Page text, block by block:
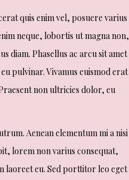
quis enim vel, posuere varius
neque, lobortis ut magna non,
diam. Phasellus ac arcu sit amet
pulvinar. Vivamus euismod erat
non ultricies dolor, eu
Aenean elementum mi a nisi
lorem non varius consequat,
laoreet eu. Sed porttitor leo eget